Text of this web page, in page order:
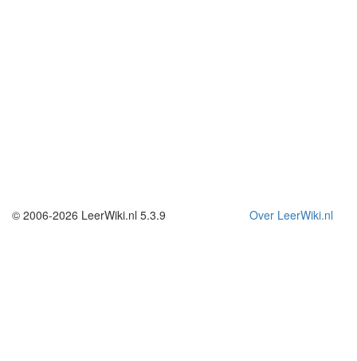
Over LeerWiki.nl
© 2006-2026 LeerWiki.nl 5.3.9